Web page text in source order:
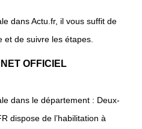
dans Actu.fr, il vous suffit de
de suivre les étapes.
OFFICIEL
dans le département : Deux-
dispose de l’habilitation à